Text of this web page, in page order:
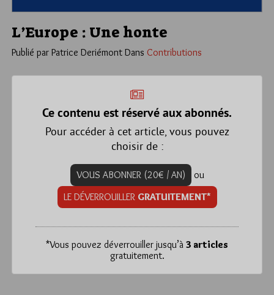
L’Europe : Une honte
Publié par Patrice Deriémont Dans Contributions
Ce contenu est réservé aux abonnés.
Pour accéder à cet article, vous pouvez
choisir de :
VOUS ABONNER (20€ / AN)
ou
LE DÉVERROUILLER GRATUITEMENT*
*Vous pouvez déverrouiller jusqu’à 3 articles
gratuitement.